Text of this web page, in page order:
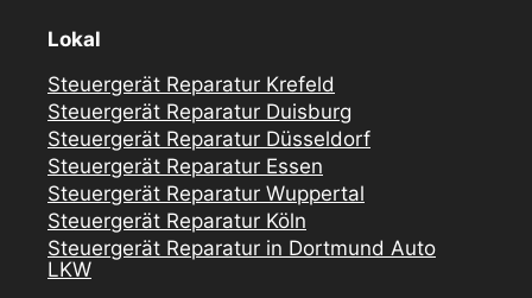
Lokal
Steuergerät Reparatur Krefeld
Steuergerät Reparatur Duisburg
Steuergerät Reparatur Düsseldorf
Steuergerät Reparatur Essen
Steuergerät Reparatur Wuppertal
Steuergerät Reparatur Köln
Steuergerät Reparatur in Dortmund Auto
LKW